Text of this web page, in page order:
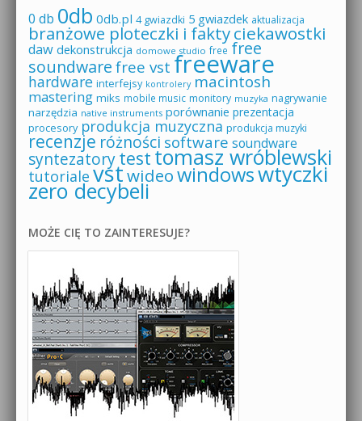
0 db 0db 0db.pl 4 gwiazdki 5 gwiazdek aktualizacja
branżowe ploteczki i faktyciekawostki
daw dekonstrukcja domowe studio free free
soundware free vst freeware
hardware interfejsy kontrolery macintosh
mastering miks mobile music monitory muzyka nagrywanie
narzędzia native instruments porównanie prezentacja
procesory produkcja muzyczna produkcja muzyki
recenzje różności software soundware
syntezatorytesttomasz wróblewski
tutoriale vstwideowindowswtyczki
zero decybeli
MOŻE CIĘ TO ZAINTERESUJE?